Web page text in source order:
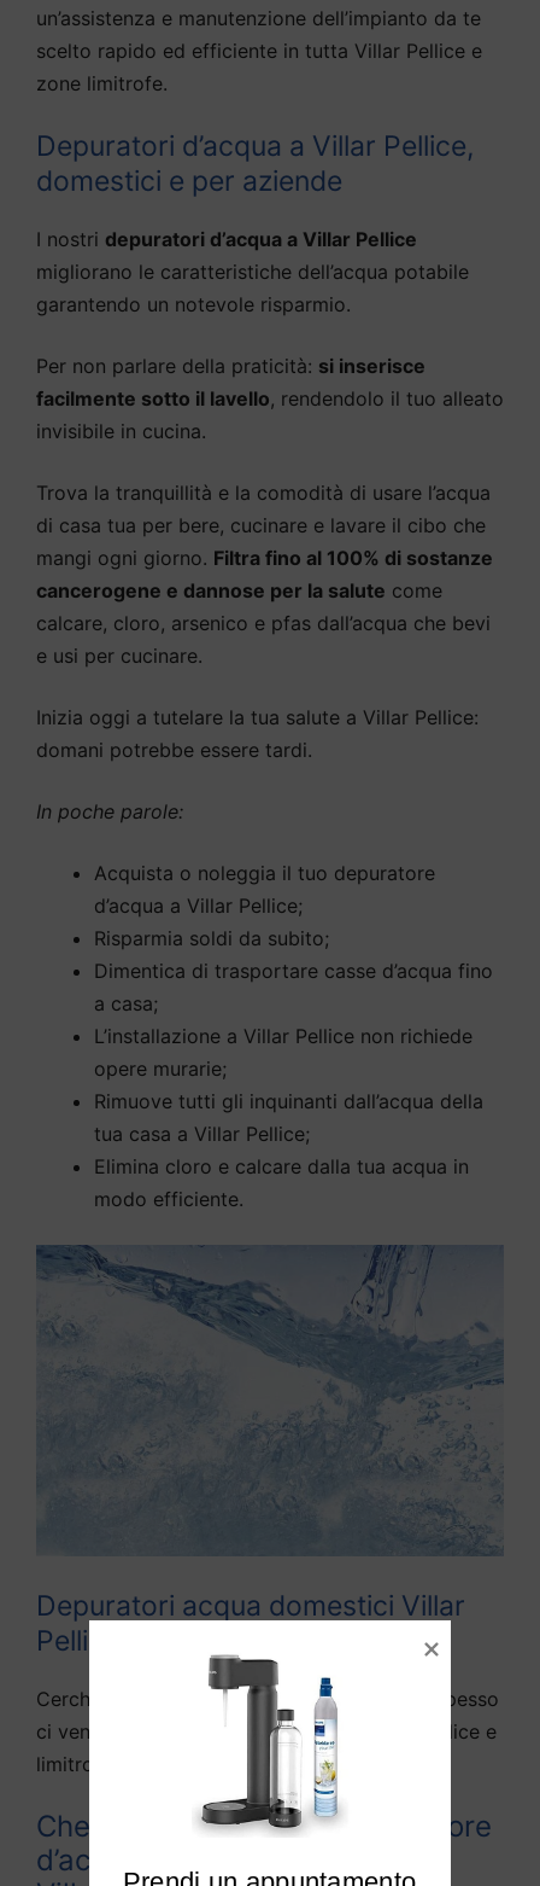
un’assistenza e manutenzione dell’impianto da te
scelto rapido ed efficiente in tutta Villar Pellice e
zone limitrofe.
Depuratori d’acqua a Villar Pellice,
domestici e per aziende
I nostri depuratori d’acqua a Villar Pellice
migliorano le caratteristiche dell’acqua potabile
garantendo un notevole risparmio.
Per non parlare della praticità: si inserisce
facilmente sotto il lavello, rendendolo il tuo alleato
invisibile in cucina.
Trova la tranquillità e la comodità di usare l’acqua
di casa tua per bere, cucinare e lavare il cibo che
mangi ogni giorno. Filtra fino al 100% di sostanze
cancerogene e dannose per la salute come
calcare, cloro, arsenico e pfas dall’acqua che bevi
e usi per cucinare.
Inizia oggi a tutelare la tua salute a Villar Pellice:
domani potrebbe essere tardi.
In poche parole:
Acquista o noleggia il tuo depuratore
d’acqua a Villar Pellice;
Risparmia soldi da subito;
Dimentica di trasportare casse d’acqua fino
a casa;
L’installazione a Villar Pellice non richiede
opere murarie;
Rimuove tutti gli inquinanti dall’acqua della
tua casa a Villar Pellice;
Elimina cloro e calcare dalla tua acqua in
modo efficiente.
Depuratori acqua domestici Villar
Pellice
Cerchiamo di rispondere alle domande che spesso
ci vengono fatte da diversi utenti di Villar Pellice e
limitrofi:
Che differenza c’è tra depuratore
d’acqua e purificato d’acqua a